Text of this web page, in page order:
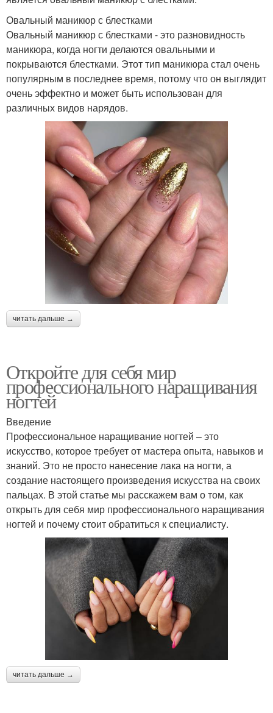
Овальный маникюр с блестками
Овальный маникюр с блестками - это разновидность
маникюра, когда ногти делаются овальными и
покрываются блестками. Этот тип маникюра стал очень
популярным в последнее время, потому что он выглядит
очень эффектно и может быть использован для
различных видов нарядов.
читать дальше →
Откройте для себя мир
профессионального наращивания
ногтей
Введение
Профессиональное наращивание ногтей – это
искусство, которое требует от мастера опыта, навыков и
знаний. Это не просто нанесение лака на ногти, а
создание настоящего произведения искусства на своих
пальцах. В этой статье мы расскажем вам о том, как
открыть для себя мир профессионального наращивания
ногтей и почему стоит обратиться к специалисту.
читать дальше →